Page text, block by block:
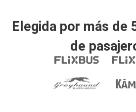
Elegida por más de
de